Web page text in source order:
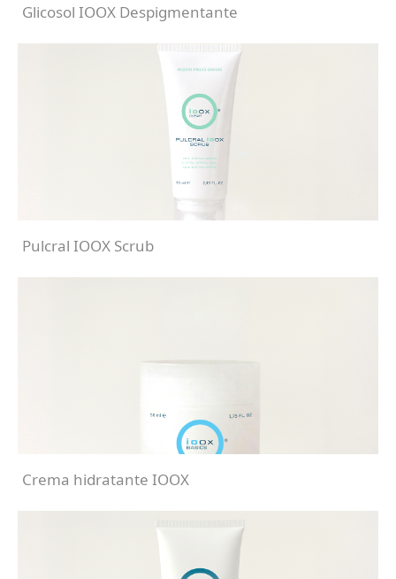
Glicosol IOOX Despigmentante
Pulcral IOOX Scrub
Crema hidratante IOOX